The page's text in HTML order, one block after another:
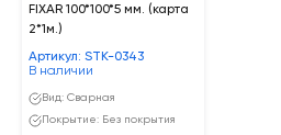
FIXAR 100*100*5 мм. (карта
2*1м.)
Артикул: STK-0343
В наличии
Вид: Сварная
Покрытие: Без покрытия